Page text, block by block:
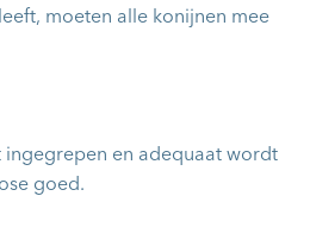
moeten alle konijnen mee
en adequaat wordt
goed.